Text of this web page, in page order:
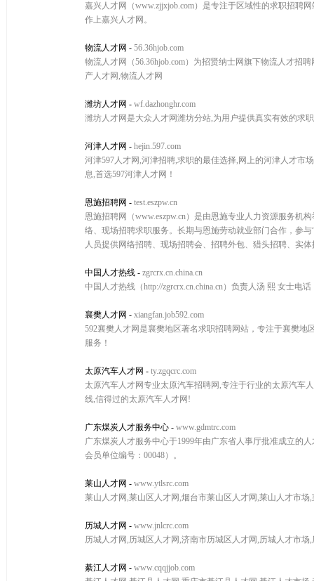
嘉兴人才网（www.zjjxjob.com）是专注于区域性的求职招聘
作上嘉兴人才网。
物流人才网 - 56.36hjob.com
物流人才网（56.36hjob.com）为招贤纳士网旗下物流人才招
产人才网,物流人才网
潍坊人才网 - wf.dazhonghr.com
潍坊人才网是大众人才网潍坊分站,为用户提供真实有效的求
河津人才网 - hejin.597.com
河津597人才网,河津招聘,求职的最佳选择,网上的河津人才市
息,首选597河津人才网！
恩施招聘网 - test.eszpw.cn
恩施招聘网（www.eszpw.cn）是由恩施专业人力资源服务机
络、现场招聘求职服务。长期与恩施劳动就业部门合作，参
人员提供网络招聘、现场招聘会、招聘外包、猎头招聘、实
中国人才热线 - zgrcrx.cn.china.cn
中国人才热线（http://zgrcrx.cn.china.cn）负责人汤 熙 女士电
襄樊人才网 - xiangfan.job592.com
592襄樊人才网是襄樊地区著名求职招聘网站，专注于襄樊
服务！
太原汽车人才网 - ty.zgqcrc.com
太原汽车人才网专业太原汽车招聘网,专注于行业的太原汽车
线,信得过的太原汽车人才网!
广东煤炭人才服务中心 - www.gdmtrc.com
广东煤炭人才服务中心于1999年由广东省人事厅批准成立的
会员单位编号：00048）。
莱山人才网 - www.ytlsrc.com
莱山人才网,莱山区人才网,烟台市莱山区人才网,莱山人才市
历城人才网 - www.jnlcrc.com
历城人才网,历城区人才网,济南市历城区人才网,历城人才市
綦江人才网 - www.cqqjjob.com